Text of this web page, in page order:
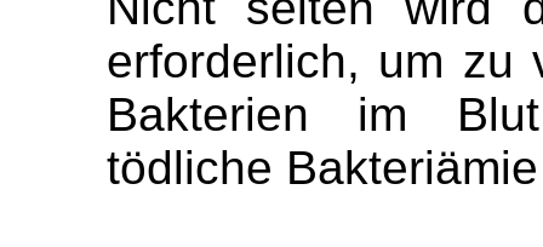
erforderlich, um zu
Bakterien im
tödliche